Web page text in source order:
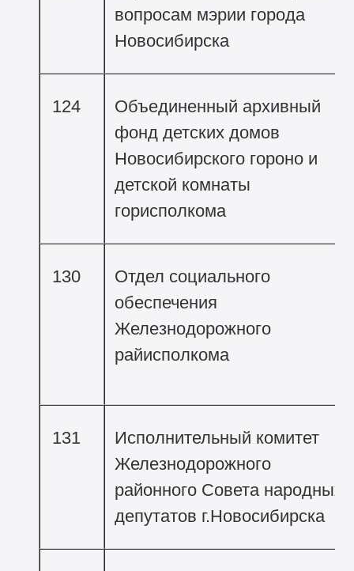
вопросам мэрии города
Новосибирска
124
Объединенный архивный
фонд детских домов
Новосибирского гороно и
детской комнаты
горисполкома
130
Отдел социального
обеспечения
Железнодорожного
райисполкома
131
Исполнительный комитет
Железнодорожного
районного Совета народных
депутатов г.Новосибирска